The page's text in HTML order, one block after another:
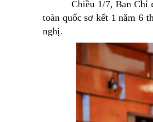
Chiều 1/7, Ban Chỉ đạo
toàn quốc sơ kết 1 năm 6
nghị.